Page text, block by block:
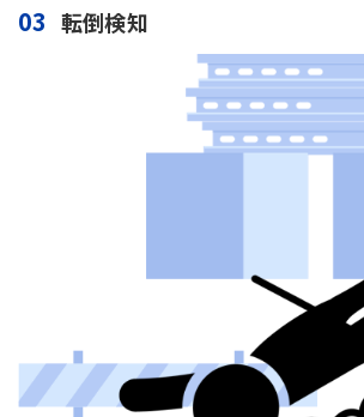
03 転倒検知